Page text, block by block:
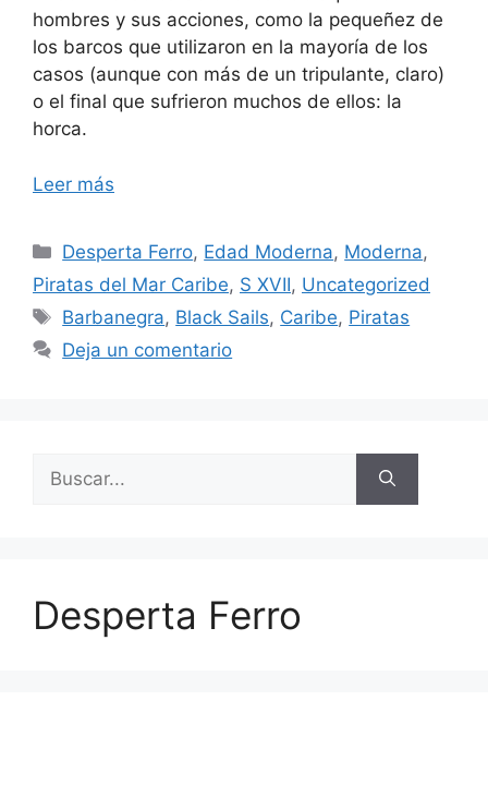
hombres y sus acciones, como la pequeñez de
los barcos que utilizaron en la mayoría de los
casos (aunque con más de un tripulante, claro)
o el final que sufrieron muchos de ellos: la
horca.
Leer más
Categorías
Desperta Ferro, Edad Moderna, Moderna,
Piratas del Mar Caribe, S XVII, Uncategorized
Etiquetas
Barbanegra, Black Sails, Caribe, Piratas
Deja un comentario
Desperta Ferro